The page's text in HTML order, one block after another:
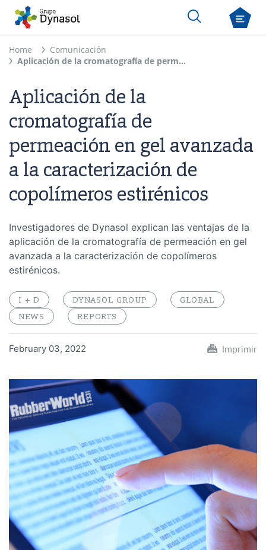
Home
Comunicación
Aplicación de la cromatografía de permeación en gel avanzada a la caracterización de copolímeros estirénicos
Aplicación de la
cromatografía de
permeación en gel avanzada
a la caracterización de
copolímeros estirénicos
Investigadores de Dynasol explican las ventajas de la
aplicación de la cromatografía de permeación en gel
avanzada a la caracterización de copolímeros
estirénicos.
I + D DYNASOL GROUP
GLOBAL
NEWS
REPORTS
February 03, 2022 Imprimir